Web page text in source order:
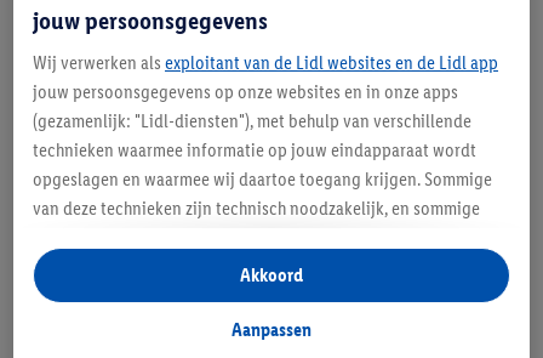
B
eh
aa
gl
ij
k
va
n
jouw persoonsgegevens
Wij verwerken als exploitant van de Lidl websites en de Lidl app
jouw persoonsgegevens op onze websites en in onze apps
(gezamenlijk: "Lidl-diensten"), met behulp van verschillende
technieken waarmee informatie op jouw eindapparaat wordt
opgeslagen en waarmee wij daartoe toegang krijgen. Sommige
van deze technieken zijn technisch noodzakelijk, en sommige
opslaan van voorkeursinstellingen, het verzamelen en
analyseren van statistieken of voor het tonen van
gepersonaliseerde reclame binnen en buiten de Lidl-diensten.
Aanpassen
Akkoord